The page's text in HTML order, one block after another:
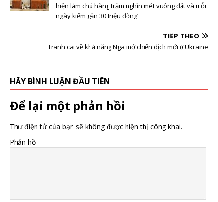
hiện làm chủ hàng trăm nghìn mét vuông đất và mỗi
ngày kiếm gần 30 triệu đồng’
TIẾP THEO
Tranh cãi về khả năng Nga mở chiến dịch mới ở Ukraine
HÃY BÌNH LUẬN ĐẦU TIÊN
Để lại một phản hồi
Thư điện tử của bạn sẽ không được hiện thị công khai.
Phản hồi